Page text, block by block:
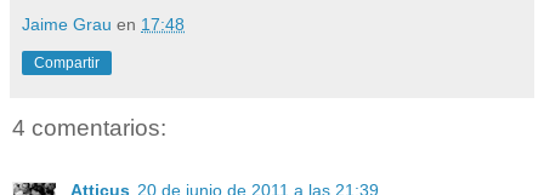
Jaime Grau en 17:48
Compartir
4 comentarios:
Atticus 20 de junio de 2011 a las 21:39